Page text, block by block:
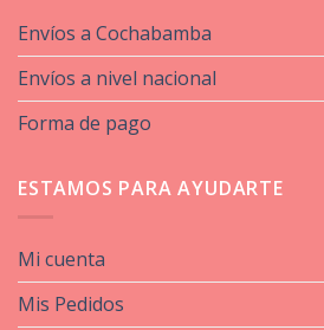
Envíos a Cochabamba
Envíos a nivel nacional
Forma de pago
ESTAMOS PARA AYUDARTE
Mi cuenta
Mis Pedidos